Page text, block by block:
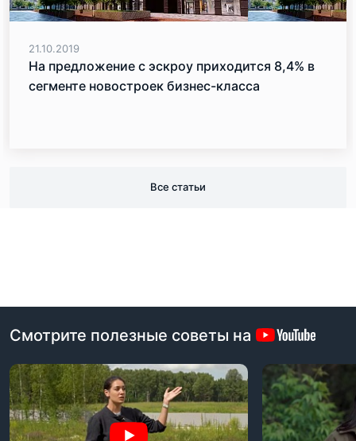
21.10.2019
На предложение с эскроу приходится 8,4% в
сегменте новостроек бизнес-класса
Все статьи
Смотрите полезные советы на